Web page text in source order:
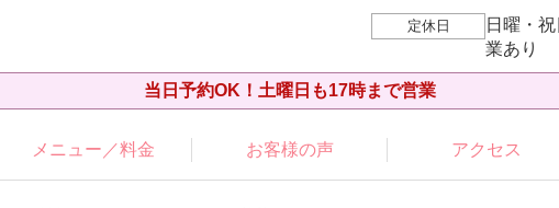
定休日
日曜・
業あり
当日予約OK！土曜日も17時まで営業
メニュー／料金 お客様の声 アクセス